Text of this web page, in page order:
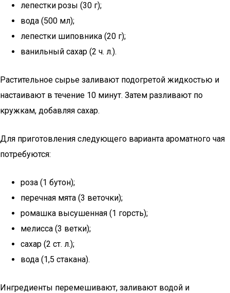
лепестки розы (30 г);
вода (500 мл);
лепестки шиповника (20 г);
ванильный сахар (2 ч. л.).
Растительное сырье заливают подогретой жидкостью и
настаивают в течение 10 минут. Затем разливают по
кружкам, добавляя сахар.
Для приготовления следующего варианта ароматного чая
потребуются:
роза (1 бутон);
перечная мята (3 веточки);
ромашка высушенная (1 горсть);
мелисса (3 ветки);
сахар (2 ст. л.);
вода (1,5 стакана).
Ингредиенты перемешивают, заливают водой и